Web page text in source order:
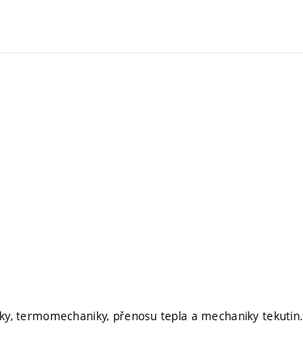
termomechaniky, přenosu tepla a mechaniky tekutin.